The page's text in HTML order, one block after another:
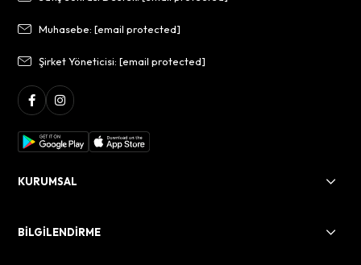
Muhasebe:[email protected]
Şirket Yöneticisi:[email protected]
KURUMSAL
BİLGİLENDİRME